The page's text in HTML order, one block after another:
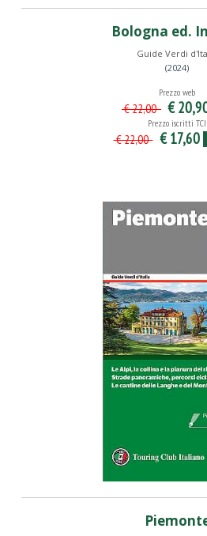
Bologna ed.
Guide Verdi
(2024)
Prezzo web
€ 22,00 €
Prezzo iscritti TCI
€ 22,00 € 17,60